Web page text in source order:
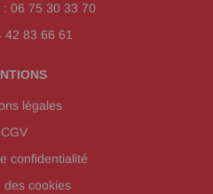
06 75 30 33 70
42 83 66 61
légales
CGV
confidentialité
des cookies